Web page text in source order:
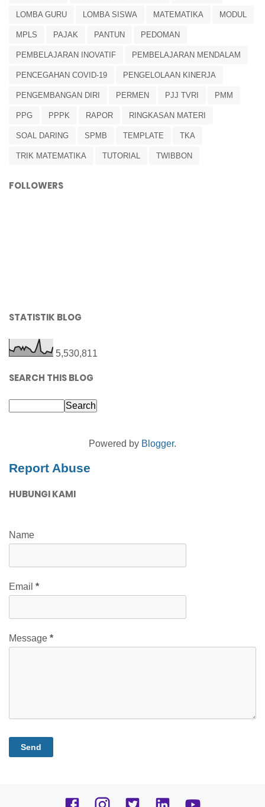
LOMBA GURU LOMBA SISWA MATEMATIKA MODUL
MPLS PAJAK PANTUN PEDOMAN
PEMBELAJARAN INOVATIF PEMBELAJARAN MENDALAM
PENCEGAHAN COVID-19 PENGELOLAAN KINERJA
PENGEMBANGAN DIRI PERMEN PJJ TVRI PMM
PPG PPPK RAPOR RINGKASAN MATERI
SOAL DARING SPMB TEMPLATE TKA
TRIK MATEMATIKA TUTORIAL TWIBBON
FOLLOWERS
STATISTIK BLOG
5,530,811
SEARCH THIS BLOG
Powered by Blogger.
Report Abuse
HUBUNGI KAMI
Name
Email *
Message *